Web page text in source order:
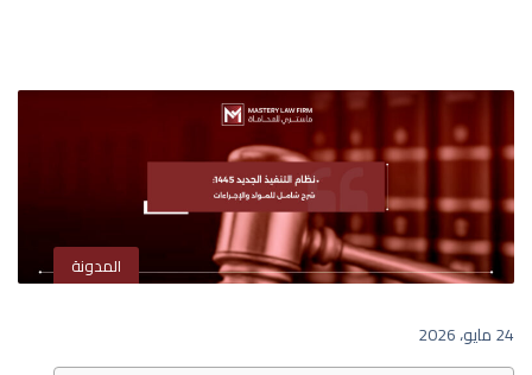
المدونة
24 مايو، 2026